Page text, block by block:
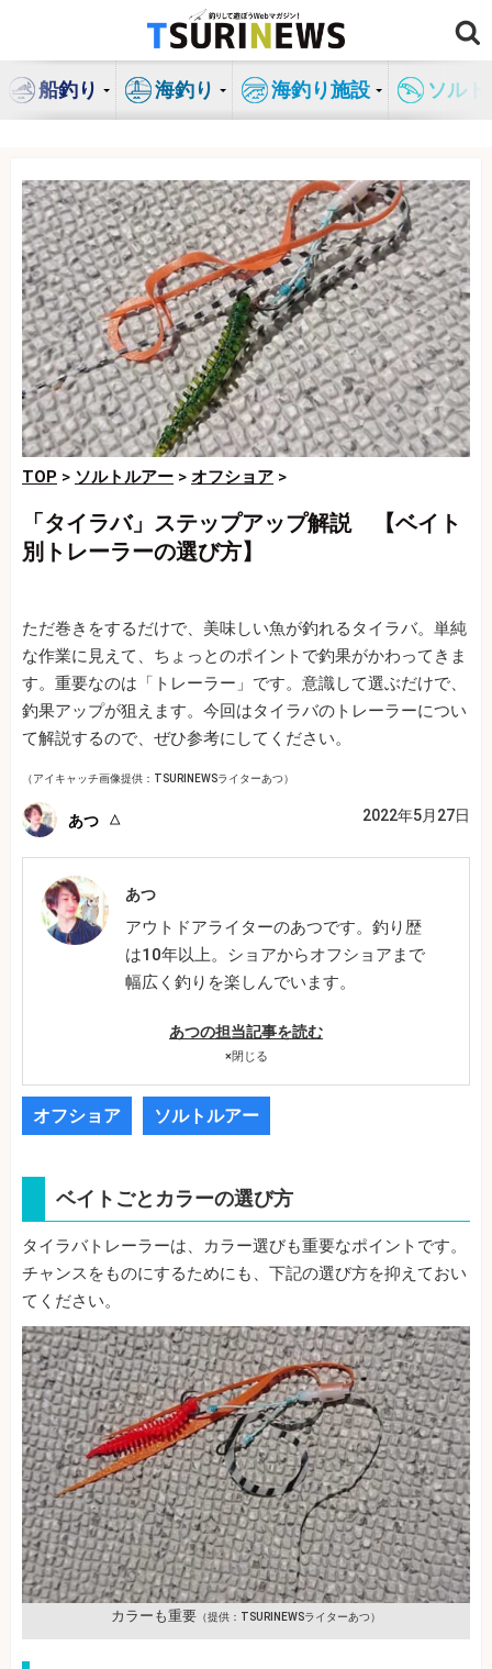
ン
船釣り 海釣り 海釣り施設 ソル
TOP > ソルトルアー > オフショア >
「タイラバ」ステップアップ解説 【ベイト
別トレーラーの選び方】
ただ巻きをするだけで、美味しい魚が釣れるタイラバ。単純
な作業に見えて、ちょっとのポイントで釣果がかわってきま
す。重要なのは「トレーラー」です。意識して選ぶだけで、
釣果アップが狙えます。今回はタイラバのトレーラーについ
て解説するので、ぜひ参考にしてください。
（アイキャッチ画像提供：TSURINEWSライターあつ）
あつ 2022年5月27日
あつ
アウトドアライターのあつです。釣り歴
は10年以上。ショアからオフショアまで
幅広く釣りを楽しんでいます。
あつの担当記事を読む
×閉じる
オフショア ソルトルアー
ベイトごとカラーの選び方
タイラバトレーラーは、カラー選びも重要なポイントです。
チャンスをものにするためにも、下記の選び方を抑えておい
てください。
カラーも重要 （提供：TSURINEWSライターあつ）